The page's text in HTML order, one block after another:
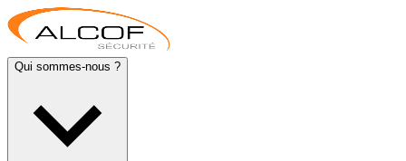
Qui sommes-nous ?